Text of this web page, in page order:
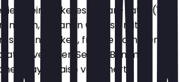
ein leckeres Vegan-Patty (113g
veganen Cheese mit
sauren Gurken, frische Tomaten
im veganen Sesam Bun mit
Mayonnaise verfeinert.